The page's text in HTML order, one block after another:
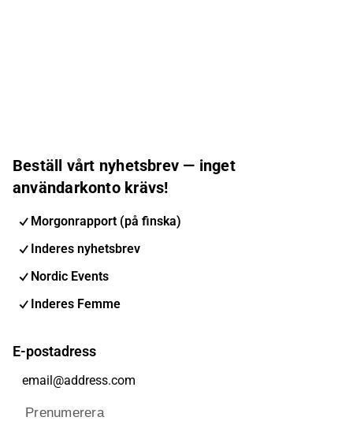
Beställ vårt nyhetsbrev — inget
användarkonto krävs!
Morgonrapport (på finska)
Inderes nyhetsbrev
Nordic Events
Inderes Femme
E-postadress
Prenumerera